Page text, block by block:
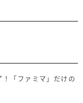
「ファミマ」だけの